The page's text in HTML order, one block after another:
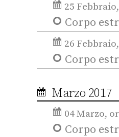
25
Corpo
26
Corpo
Marzo 2017
04 Marzo,
Corpo